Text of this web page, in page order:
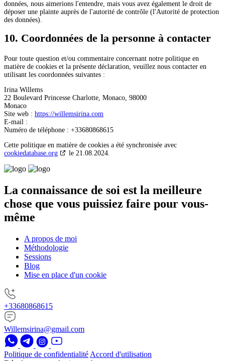
données, nous aimerions l'entendre, mais vous avez également le droit de
déposer une plainte auprès de l'autorité de contrôle (l'Autorité de protection
des données).
10. Coordonnées de la personne à contacter
Pour toute question et/ou commentaire concernant notre politique en
matière de cookies et la présente déclaration, veuillez nous contacter en
utilisant les coordonnées suivantes :
Irina Willems
22 Boulevard Princesse Charlotte, Monaco, 98000
Monaco
Site web : https://willemsirina.com
E-mail :
Numéro de téléphone : +33680868615
Cette politique en matière de cookies a été synchronisée avec
cookiedatabase.org
le 21.08.2024.
La connaissance de soi est la meilleure
chose que vous puissiez faire pour vous-
même
A propos de moi
Méthodologie
Sessions
Blog
Mise en place d'un cookie
+33680868615
Willemsirina@gmail.com
Politique de confidentialité Accord d'utilisation